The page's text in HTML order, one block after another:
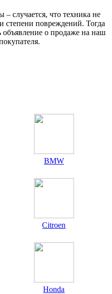
случается, что техника не
степени повреждений. Тогда
объявление о продаже на наш
BMW
Citroen
Honda